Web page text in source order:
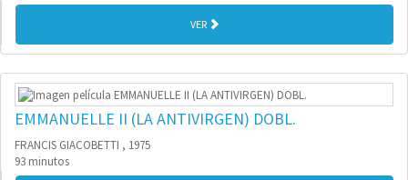
VER
EMMANUELLE II (LA ANTIVIRGEN) DOBL.
FRANCIS GIACOBETTI , 1975
93 minutos